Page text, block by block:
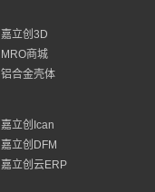
嘉立创3D
MRO商城
铝合金壳体
嘉立创Ican
嘉立创DFM
嘉立创云ERP